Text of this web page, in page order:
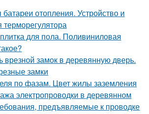
отопления. Устройство и
терморегулятора
для пола. Поливиниловая
врезной замок в деревянную дверь.
замки
по фазам. Цвет жилы заземления
электропроводки в деревянном
предъявляемые к проводке